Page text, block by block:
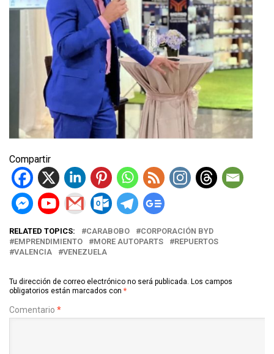
Compartir
RELATED TOPICS: CARABOBO
CORPORACIÓN BYD
EMPRENDIMIENTO
MORE AUTOPARTS
REPUERTOS
VALENCIA
VENEZUELA
Tu dirección de correo electrónico no será publicada. Los campos
obligatorios están marcados con *
Comentario *